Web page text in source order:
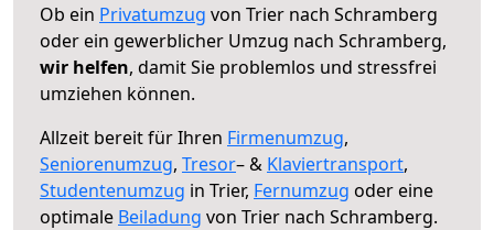
Ob ein Privatumzug von Trier nach Schramberg
oder ein gewerblicher Umzug nach Schramberg,
wir helfen, damit Sie problemlos und stressfrei
umziehen können.
Allzeit bereit für Ihren Firmenumzug,
Seniorenumzug, Tresor– & Klaviertransport,
Studentenumzug in Trier, Fernumzug oder eine
optimale Beiladung von Trier nach Schramberg.